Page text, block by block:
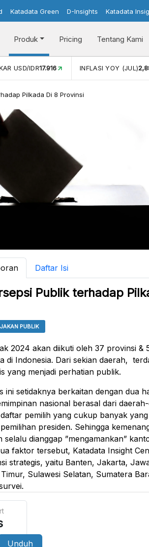
Katadata Green D-Insights Katadata
Produk Pricing Tentang Kami
2,88% INFLASI MOM (JUL)-0,14%
Pilkada Di 8 Provinsi
Daftar Isi
Publik terhadap
PUBLIK
2024 akan diikuti oleh 37 provinsi &
di Indonesia. Dari sekian daerah,
yang menjadi perhatian publik.
ini setidaknya berkaitan dengan dua
nasional berasal dari
pemilih yang cukup banyak
presiden. Sehingga
selalu dianggap ”mengamankan”
faktor tersebut, Katadata Insight
strategis, yaitu Banten, Jakarta,
Sulawesi Selatan, Sumatera
Unduh